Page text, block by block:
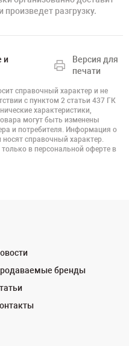
произведет разгрузку.
и
Версия для
печати
справочный характер и не
с пунктом 2 статьи 437 ГК
характеристики,
могут быть изменены
и потребителя. Информация о
носят справочный характер.
в персональной оферте в
бренды